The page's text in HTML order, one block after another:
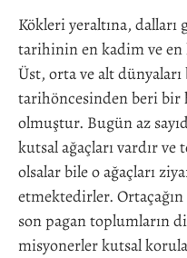
Kökleri yeraltına, dalları
tarihinin en kadim ve
Üst, orta ve alt
tarihöncesinden beri bir
olmuştur. Bugün az
kutsal ağaçları vardır
olsalar bile o ağaçları
etmektedirler.
son pagan toplumların
misyonerler kutsal